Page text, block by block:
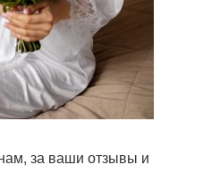
за ваши отзывы и